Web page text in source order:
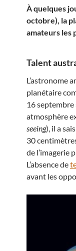
À quelques
octobre), la
amateurs les
Talent
L’astronome
planétaire
16
atmosphère
seeing), il a
30
de l’imagerie
L’absence de
avant les